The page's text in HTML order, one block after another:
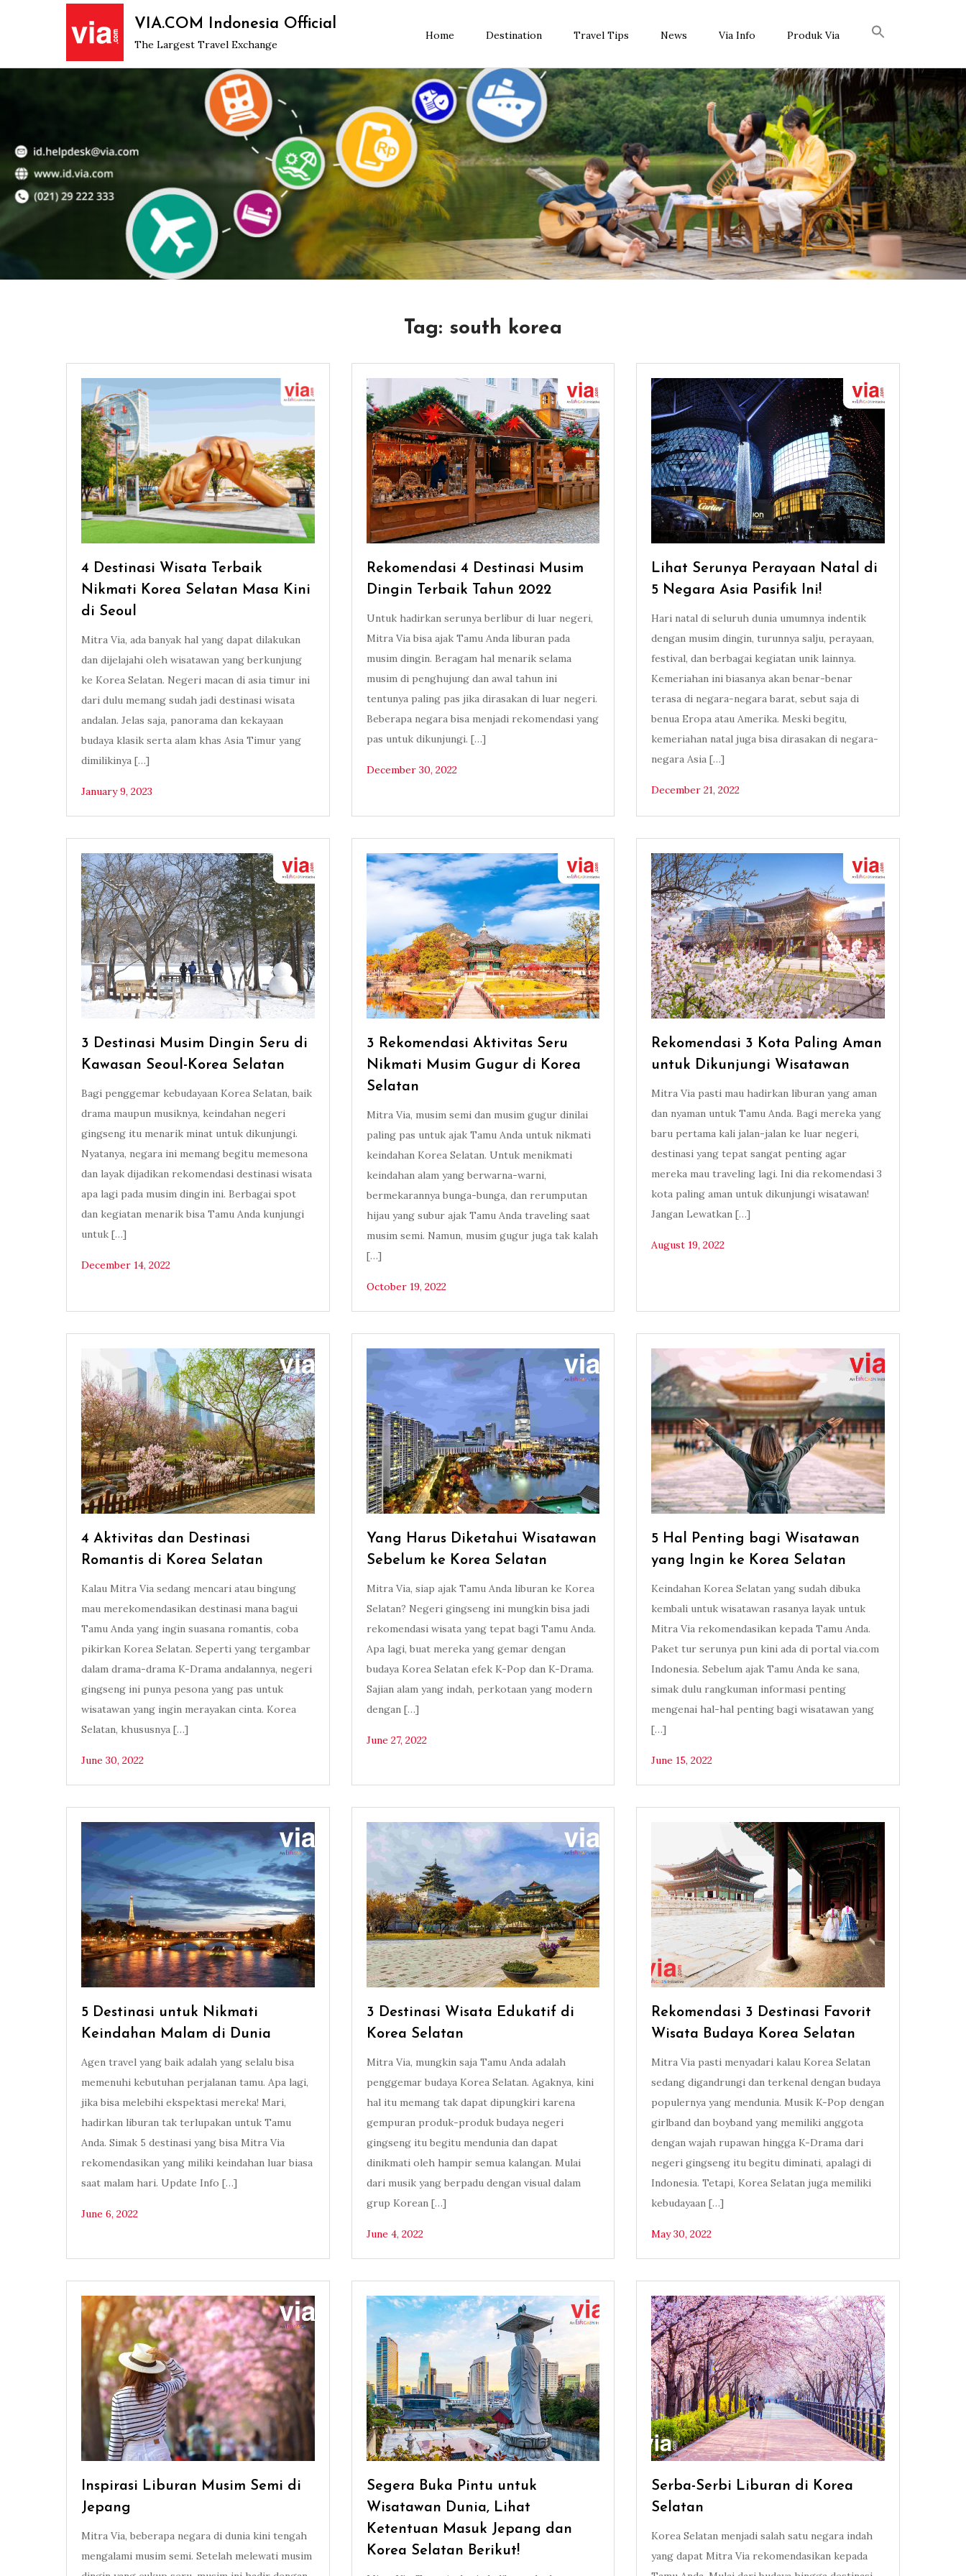
VIA.COM Indonesia Official
The Largest Travel Exchange
Home Destination Travel Tips News Via Info Produk Via
Tag: south korea
4 Destinasi Wisata Terbaik
Nikmati Korea Selatan Masa Kini
di Seoul
Mitra Via, ada banyak hal yang dapat dilakukan
dan dijelajahi oleh wisatawan yang berkunjung
ke Korea Selatan. Negeri macan di asia timur ini
dari dulu memang sudah jadi destinasi wisata
andalan. Jelas saja, panorama dan kekayaan
budaya klasik serta alam khas Asia Timur yang
dimilikinya […]
January 9, 2023
Rekomendasi 4 Destinasi Musim
Dingin Terbaik Tahun 2022
Untuk hadirkan serunya berlibur di luar negeri,
Mitra Via bisa ajak Tamu Anda liburan pada
musim dingin. Beragam hal menarik selama
musim di penghujung dan awal tahun ini
tentunya paling pas jika dirasakan di luar negeri.
Beberapa negara bisa menjadi rekomendasi yang
pas untuk dikunjungi. […]
December 30, 2022
Lihat Serunya Perayaan Natal di
5 Negara Asia Pasifik Ini!
Hari natal di seluruh dunia umumnya indentik
dengan musim dingin, turunnya salju, perayaan,
festival, dan berbagai kegiatan unik lainnya.
Kemeriahan ini biasanya akan benar-benar
terasa di negara-negara barat, sebut saja di
benua Eropa atau Amerika. Meski begitu,
kemeriahan natal juga bisa dirasakan di negara-
negara Asia […]
December 21, 2022
3 Destinasi Musim Dingin Seru di
Kawasan Seoul-Korea Selatan
Bagi penggemar kebudayaan Korea Selatan, baik
drama maupun musiknya, keindahan negeri
gingseng itu menarik minat untuk dikunjungi.
Nyatanya, negara ini memang begitu memesona
dan layak dijadikan rekomendasi destinasi wisata
apa lagi pada musim dingin ini. Berbagai spot
dan kegiatan menarik bisa Tamu Anda kunjungi
untuk […]
December 14, 2022
3 Rekomendasi Aktivitas Seru
Nikmati Musim Gugur di Korea
Selatan
Mitra Via, musim semi dan musim gugur dinilai
paling pas untuk ajak Tamu Anda untuk nikmati
keindahan Korea Selatan. Untuk menikmati
keindahan alam yang berwarna-warni,
bermekarannya bunga-bunga, dan rerumputan
hijau yang subur ajak Tamu Anda traveling saat
musim semi. Namun, musim gugur juga tak kalah
[…]
October 19, 2022
Rekomendasi 3 Kota Paling Aman
untuk Dikunjungi Wisatawan
Mitra Via pasti mau hadirkan liburan yang aman
dan nyaman untuk Tamu Anda. Bagi mereka yang
baru pertama kali jalan-jalan ke luar negeri,
destinasi yang tepat sangat penting agar
mereka mau traveling lagi. Ini dia rekomendasi 3
kota paling aman untuk dikunjungi wisatawan!
Jangan Lewatkan […]
August 19, 2022
4 Aktivitas dan Destinasi
Romantis di Korea Selatan
Kalau Mitra Via sedang mencari atau bingung
mau merekomendasikan destinasi mana bagui
Tamu Anda yang ingin suasana romantis, coba
pikirkan Korea Selatan. Seperti yang tergambar
dalam drama-drama K-Drama andalannya, negeri
gingseng ini punya pesona yang pas untuk
wisatawan yang ingin merayakan cinta. Korea
Selatan, khususnya […]
June 30, 2022
Yang Harus Diketahui Wisatawan
Sebelum ke Korea Selatan
Mitra Via, siap ajak Tamu Anda liburan ke Korea
Selatan? Negeri gingseng ini mungkin bisa jadi
rekomendasi wisata yang tepat bagi Tamu Anda.
Apa lagi, buat mereka yang gemar dengan
budaya Korea Selatan efek K-Pop dan K-Drama.
Sajian alam yang indah, perkotaan yang modern
dengan […]
June 27, 2022
5 Hal Penting bagi Wisatawan
yang Ingin ke Korea Selatan
Keindahan Korea Selatan yang sudah dibuka
kembali untuk wisatawan rasanya layak untuk
Mitra Via rekomendasikan kepada Tamu Anda.
Paket tur serunya pun kini ada di portal via.com
Indonesia. Sebelum ajak Tamu Anda ke sana,
simak dulu rangkuman informasi penting
mengenai hal-hal penting bagi wisatawan yang
[…]
June 15, 2022
5 Destinasi untuk Nikmati
Keindahan Malam di Dunia
Agen travel yang baik adalah yang selalu bisa
memenuhi kebutuhan perjalanan tamu. Apa lagi,
jika bisa melebihi ekspektasi mereka! Mari,
hadirkan liburan tak terlupakan untuk Tamu
Anda. Simak 5 destinasi yang bisa Mitra Via
rekomendasikan yang miliki keindahan luar biasa
saat malam hari. Update Info […]
June 6, 2022
3 Destinasi Wisata Edukatif di
Korea Selatan
Mitra Via, mungkin saja Tamu Anda adalah
penggemar budaya Korea Selatan. Agaknya, kini
hal itu memang tak dapat dipungkiri karena
gempuran produk-produk budaya negeri
gingseng itu begitu mendunia dan dapat
dinikmati oleh hampir semua kalangan. Mulai
dari musik yang berpadu dengan visual dalam
grup Korean […]
June 4, 2022
Rekomendasi 3 Destinasi Favorit
Wisata Budaya Korea Selatan
Mitra Via pasti menyadari kalau Korea Selatan
sedang digandrungi dan terkenal dengan budaya
populernya yang mendunia. Musik K-Pop dengan
girlband dan boyband yang memiliki anggota
dengan wajah rupawan hingga K-Drama dari
negeri gingseng itu begitu diminati, apalagi di
Indonesia. Tetapi, Korea Selatan juga memiliki
kebudayaan […]
May 30, 2022
Inspirasi Liburan Musim Semi di
Jepang
Mitra Via, beberapa negara di dunia kini tengah
mengalami musim semi. Setelah melewati musim
Segera Buka Pintu untuk
Wisatawan Dunia, Lihat
Ketentuan Masuk Jepang dan
Korea Selatan Berikut!
Serba-Serbi Liburan di Korea
Selatan
Korea Selatan menjadi salah satu negara indah
yang dapat Mitra Via rekomendasikan kepada